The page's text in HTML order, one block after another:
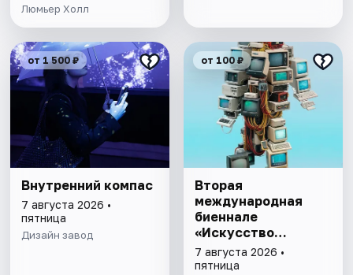
Люмьер Холл
от 1 500 ₽
Внутренний компас
7 августа 2026 •
пятница
Дизайн завод
от 100 ₽
Вторая
международная
биеннале
«Искусство
будущего»
7 августа 2026 •
пятница